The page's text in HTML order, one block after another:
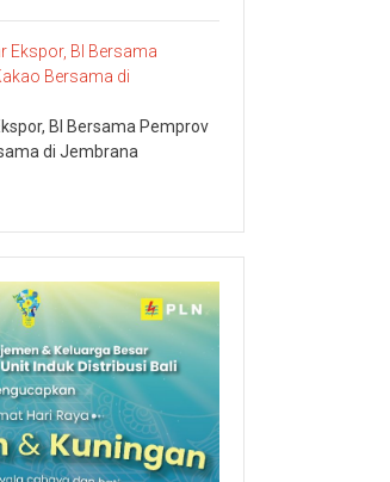
BI Bersama Pemprov
di Jembrana